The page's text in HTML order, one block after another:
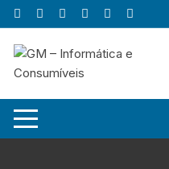
Skip
to
content